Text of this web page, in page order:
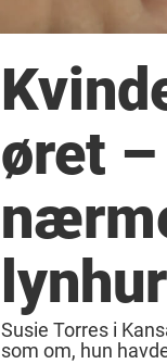
øret
Susie Torres i
som om, hun